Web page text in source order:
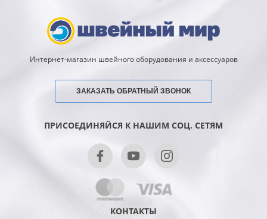
Интернет-магазин швейного оборудования и аксессуаров
ЗАКАЗАТЬ ОБРАТНЫЙ ЗВОНОК
ПРИСОЕДИНЯЙСЯ К НАШИМ СОЦ. СЕТЯМ
КОНТАКТЫ